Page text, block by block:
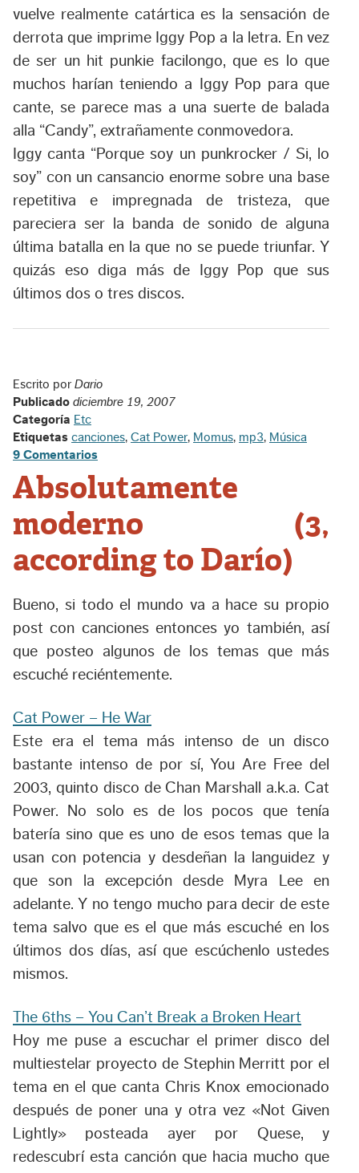
vuelve realmente catártica es la sensación de
derrota que imprime Iggy Pop a la letra. En vez
de ser un hit punkie facilongo, que es lo que
muchos harían teniendo a Iggy Pop para que
cante, se parece mas a una suerte de balada
alla “Candy”, extrañamente conmovedora.
Iggy canta “Porque soy un punkrocker / Si, lo
soy” con un cansancio enorme sobre una base
repetitiva e impregnada de tristeza, que
pareciera ser la banda de sonido de alguna
última batalla en la que no se puede triunfar. Y
quizás eso diga más de Iggy Pop que sus
últimos dos o tres discos.
Escrito porDario
Publicado diciembre 19, 2007
Categoría Etc
Etiquetas canciones, Cat Power, Momus, mp3, Música
9 Comentarios
Absolutamente
moderno (3,
according to Darío)
Bueno, si todo el mundo va a hace su propio
post con canciones entonces yo también, así
que posteo algunos de los temas que más
escuché reciéntemente.
Cat Power – He War
Este era el tema más intenso de un disco
bastante intenso de por sí, You Are Free del
2003, quinto disco de Chan Marshall a.k.a. Cat
Power. No solo es de los pocos que tenía
batería sino que es uno de esos temas que la
usan con potencia y desdeñan la languidez y
que son la excepción desde
Myra Leeen
adelante. Y no tengo mucho para decir de este
tema salvo que es el que más escuché en los
últimos dos días, así que escúchenlo ustedes
mismos.
The 6ths – You Can’t Break a Broken Heart
Hoy me puse a escuchar el primer disco del
multiestelar proyecto de Stephin Merritt por el
tema en el que canta Chris Knox emocionado
después de poner una y otra vez «Not Given
Lightly» posteada ayer por Quese, y
redescubrí esta canción que hacia mucho que